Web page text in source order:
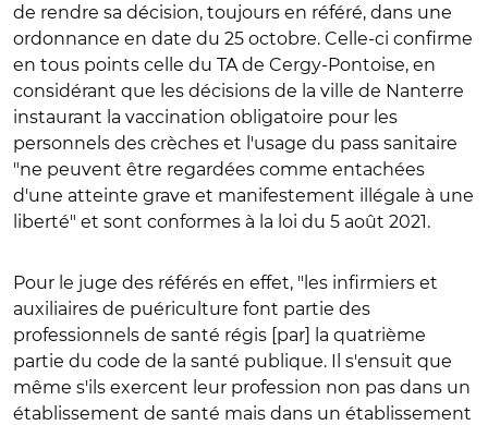
de rendre sa décision, toujours en référé, dans une
ordonnance en date du 25 octobre. Celle-ci confirme
en tous points celle du TA de Cergy-Pontoise, en
considérant que les décisions de la ville de Nanterre
instaurant la vaccination obligatoire pour les
personnels des crèches et l'usage du pass sanitaire
"ne peuvent être regardées comme entachées
d'une atteinte grave et manifestement illégale à une
liberté" et sont conformes à la loi du 5 août 2021.
Pour le juge des référés en effet, "les infirmiers et
auxiliaires de puériculture font partie des
professionnels de santé régis [par] la quatrième
partie du code de la santé publique. Il s'ensuit que
même s'ils exercent leur profession non pas dans un
établissement de santé mais dans un établissement